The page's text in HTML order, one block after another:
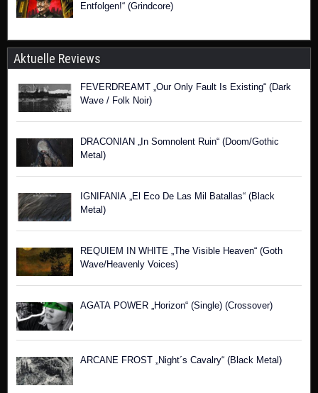
Entfolgen!“ (Grindcore)
Aktuelle Reviews
FEVERDREAMT „Our Only Fault Is Existing“ (Dark
Wave / Folk Noir)
DRACONIAN „In Somnolent Ruin“ (Doom/Gothic
Metal)
IGNIFANIA „El Eco De Las Mil Batallas“ (Black
Metal)
REQUIEM IN WHITE „The Visible Heaven“ (Goth
Wave/Heavenly Voices)
AGATA POWER „Horizon“ (Single) (Crossover)
ARCANE FROST „Night´s Cavalry“ (Black Metal)